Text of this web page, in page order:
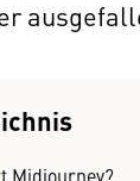
Midjourney?